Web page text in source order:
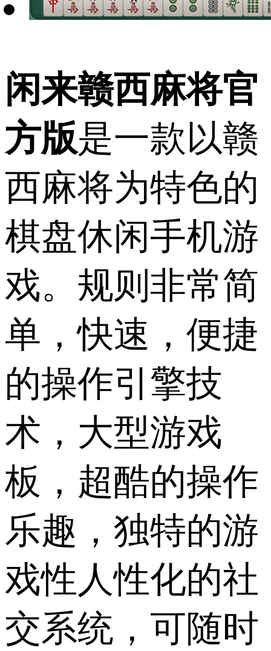
闲来赣西麻将官
方版是一款以赣
西麻将为特色的
棋盘休闲手机游
戏。规则非常简
单，快速，便捷
的操作引擎技
术，大型游戏
板，超酷的操作
乐趣，独特的游
戏性人性化的社
交系统，可随时